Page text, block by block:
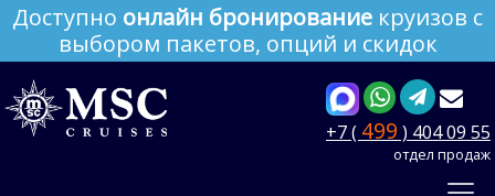
Доступно онлайн бронирование круизов с
выбором пакетов, опций и скидок
+7 ( 499 ) 404 09 55
отдел продаж